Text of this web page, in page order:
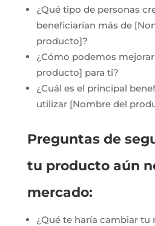
¿Qué tipo de personas
beneficiarían más de
producto]?
¿Cómo podemos
producto] para ti?
¿Cuál es el principal
utilizar [Nombre del
Preguntas de
tu producto aún
mercado:
¿Qué te haría cambiar tu